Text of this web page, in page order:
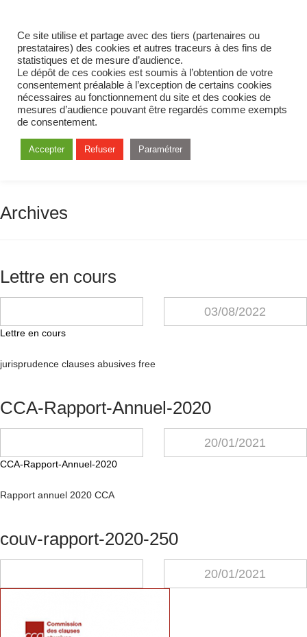
Archives
Lettre en cours
03/08/2022
Lettre en cours
jurisprudence clauses abusives free
CCA-Rapport-Annuel-2020
20/01/2021
CCA-Rapport-Annuel-2020
Rapport annuel 2020 CCA
couv-rapport-2020-250
20/01/2021
Ce site utilise et partage avec des tiers (partenaires ou
prestataires) des cookies et autres traceurs à des fins de
statistiques et de mesure d’audience.
Le dépôt de ces cookies est soumis à l’obtention de votre
consentement préalable à l’exception de certains cookies
nécessaires au fonctionnement du site et des cookies de
mesures d’audience pouvant être regardés comme exempts
de consentement.
Accepter Refuser Paramétrer